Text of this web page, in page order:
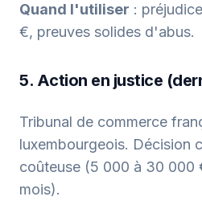
Quand l'utiliser :
€, preuves solides d'abus.
5. Action en justice
Tribunal de commerce
luxembourgeois. Décision
coûteuse (5 000 à 30 000
mois).